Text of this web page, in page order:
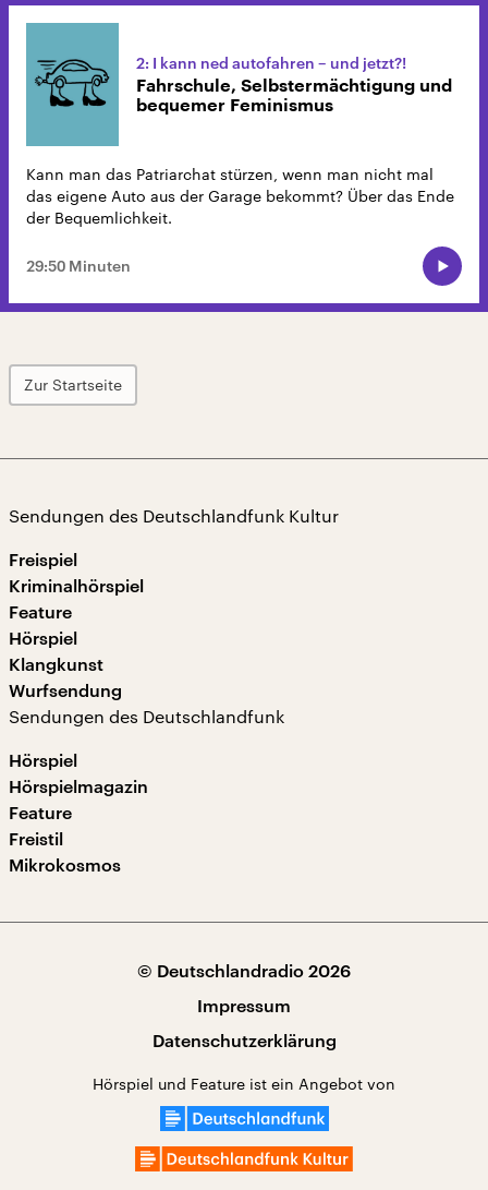
2: I kann ned autofahren – und jetzt?!
Fahrschule, Selbstermächtigung und
bequemer Feminismus
Kann man das Patriarchat stürzen, wenn man nicht mal
das eigene Auto aus der Garage bekommt? Über das Ende
der Bequemlichkeit.
29:50 Minuten
Zur Startseite
Sendungen des Deutschlandfunk Kultur
Freispiel
Kriminalhörspiel
Feature
Hörspiel
Klangkunst
Wurfsendung
Sendungen des Deutschlandfunk
Hörspiel
Hörspielmagazin
Feature
Freistil
Mikrokosmos
© Deutschlandradio 2026
Impressum
Datenschutzerklärung
Hörspiel und Feature ist ein Angebot von